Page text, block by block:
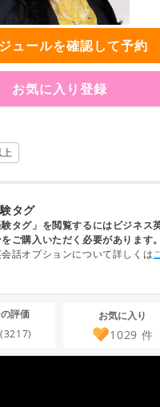
ュールを確認して予約
お気に入り登録
タグ
験タグ」を閲覧するにはビジネス
ご購入いただく必要があります。
話オプションについて詳しくは
評価
(3217)
お気に入り
1029 件